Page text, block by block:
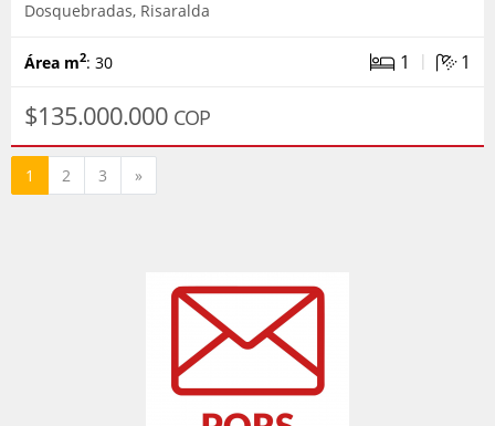
Dosquebradas, Risaralda
Área m2: 30 1 | 1
$135.000.000 COP
1 2 3 »